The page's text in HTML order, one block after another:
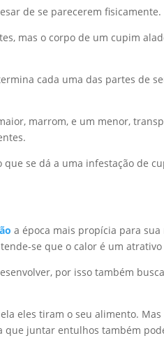
de se parecerem fisicamente.
mas o corpo de um cupim
cada uma das partes de
marrom, e um menor,
se dá a uma infestação de
a época mais propícia para
se que o calor é um
por isso também
eles tiram o seu alimento.
juntar entulhos também